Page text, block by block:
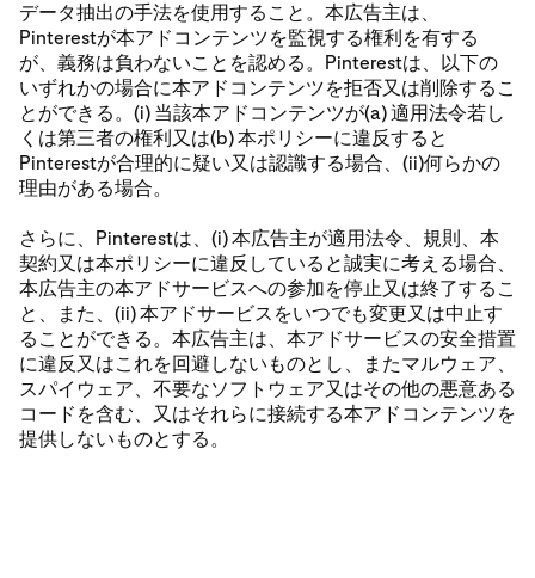
データ抽出の手法を使用すること。本広告主は、
Pinterestが本アドコンテンツを監視する権利を有する
が、義務は負わないことを認める。Pinterestは、以下の
いずれかの場合に本アドコンテンツを拒否又は削除するこ
とができる。(i) 当該本アドコンテンツが(a) 適用法令若し
くは第三者の権利又は(b) 本ポリシーに違反すると
Pinterestが合理的に疑い又は認識する場合、(ii)何らかの
理由がある場合。
さらに、Pinterestは、(i) 本広告主が適用法令、規則、本
契約又は本ポリシーに違反していると誠実に考える場合、
本広告主の本アドサービスへの参加を停止又は終了するこ
と、また、(ii) 本アドサービスをいつでも変更又は中止す
ることができる。本広告主は、本アドサービスの安全措置
に違反又はこれを回避しないものとし、またマルウェア、
スパイウェア、不要なソフトウェア又はその他の悪意ある
コードを含む、又はそれらに接続する本アドコンテンツを
提供しないものとする。